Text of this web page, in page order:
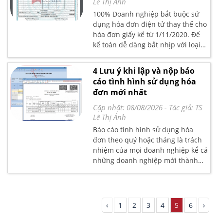
hàng hóa, đơn giá, mức thuế
xuất…. vẫn có thể xảy ra. Nhưng xử
lý sai sót đó như thế nào? Có giống
cách xử lý hóa đơn giấy trước đây
hay không?Kế toán Lê Ánh sẽ
hướng dẫn bạn đọc chi tiết qua
bài viết:"Các bước xử lý hóa đơn
điện tử đã lập nhưng bị sai sót mới
nhất "
100% Doanh nghiệp bắt buộc sử
dụng hóa đơn điện tử thay thế cho
hóa đơn giấy kể từ 1/11/2020. Để
kế toán dễ dàng bắt nhịp với loại
hình hóa đơn điện tử mới này.Bài
viết sau đây, Kế toán Lê Ánh sẽ
điểm qua các thuật ngữ hóa đơn
điện tử phổ biển nhất dựa trên
những quy định theo pháp luật
hiện hành.
4 Lưu ý khi lập và nộp báo
cáo tình hình sử dụng hóa
đơn mới nhất
Cập nhật: 08/08/2026 - Tác giả: TS
Lê Thị Ánh
Báo cáo tình hình sử dụng hóa
đơn theo quý hoặc tháng là trách
nhiệm của mọi doanh nghiệp kể cả
những doanh nghiệp mới thành
lập. Để tránh những rủi ro không
nghiệp cần chú ý 4 điều sau:
‹ 1 2 3 4 5 6 ›